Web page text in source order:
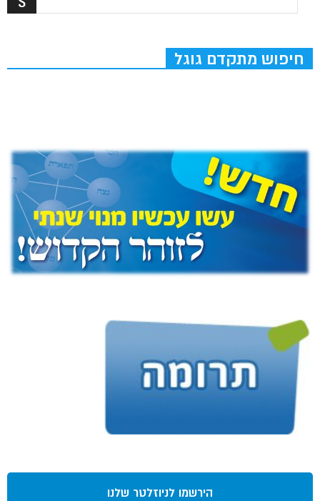
חיפוש מתקדם גוגל
הירשמו לניוזלטר שלנו